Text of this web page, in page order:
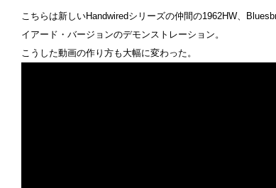
こちらは新しいHandwiredシリーズの仲間の1962HW、
イアード・バージョンのデモンストレーション。
こうした動画の作り方も大幅に変わった。